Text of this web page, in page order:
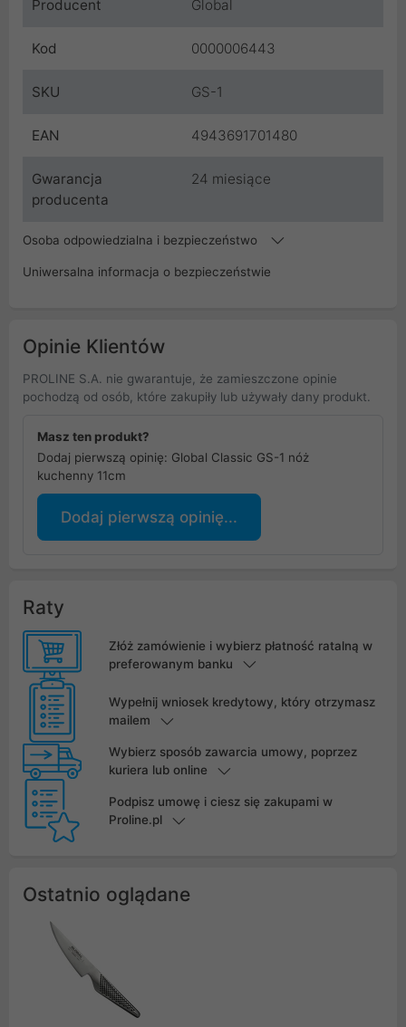
Producent Global
Kod 0000006443
SKU GS-1
EAN 4943691701480
Gwarancja
producenta
24 miesiące
Osoba odpowiedzialna i bezpieczeństwo
Uniwersalna informacja o bezpieczeństwie
Opinie Klientów
PROLINE S.A. nie gwarantuje, że zamieszczone opinie
pochodzą od osób, które zakupiły lub używały dany produkt.
Masz ten produkt?
Dodaj pierwszą opinię: Global Classic GS-1 nóż
kuchenny 11cm
Dodaj pierwszą opinię...
Raty
Złóż zamówienie i wybierz płatność ratalną w
preferowanym banku
Wypełnij wniosek kredytowy, który otrzymasz
mailem
Wybierz sposób zawarcia umowy, poprzez
kuriera lub online
Podpisz umowę i ciesz się zakupami w
Proline.pl
Ostatnio oglądane